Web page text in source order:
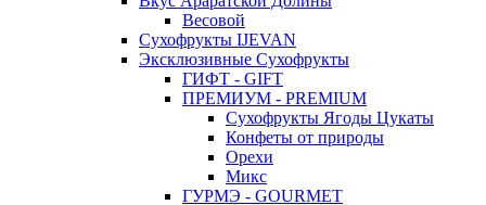
Весовой
Сухофрукты IJEVAN
Эксклюзивные Сухофрукты
ГИФТ - GIFT
ПРЕМИУМ - PREMIUM
Сухофрукты Ягоды Цукаты
Конфеты от природы
Орехи
Микс
ГУРМЭ - GOURMET